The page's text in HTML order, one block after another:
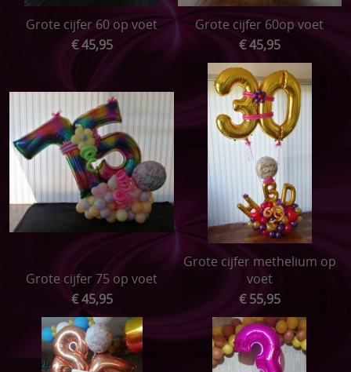
Grote cijfer 60 op voet
€ 45,95
Grote cijfer 60op voet
€ 45,95
Grote cijfer 75 op voet
€ 45,95
Grote cijfer methelium op
voet
€ 55,95